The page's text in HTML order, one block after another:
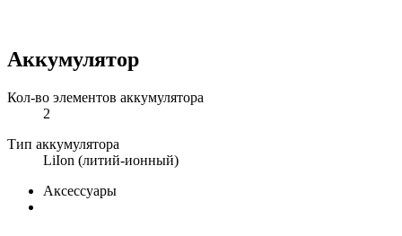
Аккумулятор
Кол-во элементов аккумулятора
2
Тип аккумулятора
LiIon (литий-ионный)
Аксессуары